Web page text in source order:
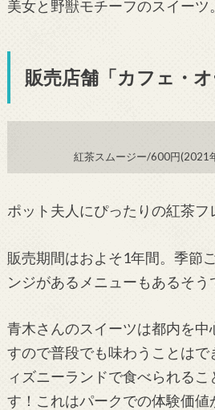
美女と野獣モチーフのスイーツ。
販売店舗「カフェ・オ
紅茶スムージー/600円(2021
ポット夫人にぴったりの紅茶フ
販売期間はおよそ1年間。季節
ンジがあるメニューもあるそう
青木さんのスイーツは都内を中
すので普段でも味わうことは
ィズニーランドで食べられる
す！これはパークでの体験価値